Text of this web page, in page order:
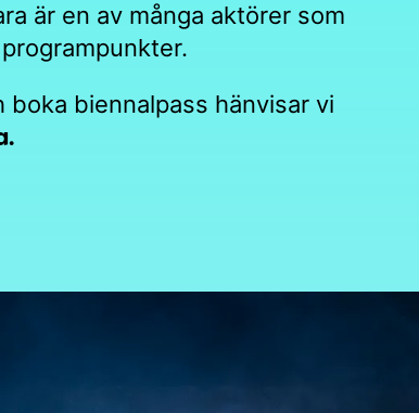
är en av många aktörer som
biennalpass hänvisar vi